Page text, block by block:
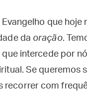
que hoje
da oração.
intercede por
Se queremos
recorrer com